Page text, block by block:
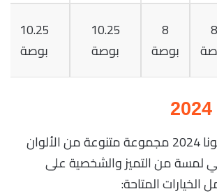
8
8
بوصة
10.25
بوصة
10.25
بوصة
تقدم هيونداي كونا 2024 مجموعة متنوعة من الألوان
لمسة من التميز والشخصية على
الخيارات المتاحة: